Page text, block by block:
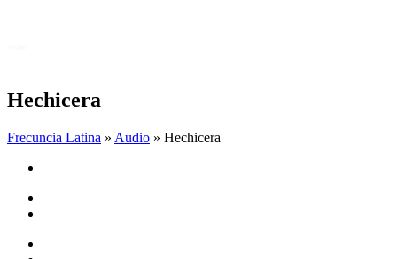
Hechicera
Frecuncia Latina » Audio » Hechicera